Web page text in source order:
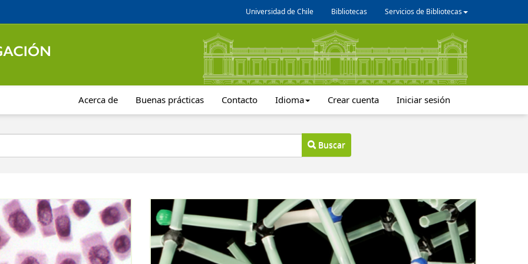
Universidad de Chile Bibliotecas Servicios de Bibliotecas
Acerca de Buenas prácticas Contacto Idioma Crear cuenta Iniciar sesión
Buscar